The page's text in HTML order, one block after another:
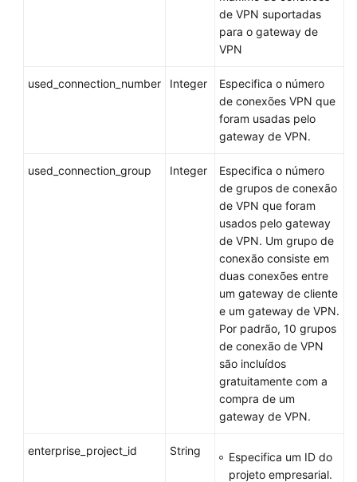
de VPN suportadas
para o gateway de
VPN
used_connection_number Integer
Especifica o número
de conexões VPN que
foram usadas pelo
gateway de VPN.
used_connection_group Integer
Especifica o número
de grupos de conexão
de VPN que foram
usados pelo gateway
de VPN. Um grupo de
conexão consiste em
duas conexões entre
um gateway de cliente
e um gateway de VPN.
Por padrão, 10 grupos
de conexão de VPN
são incluídos
gratuitamente com a
compra de um
gateway de VPN.
enterprise_project_id String
Especifica um ID do
projeto empresarial.